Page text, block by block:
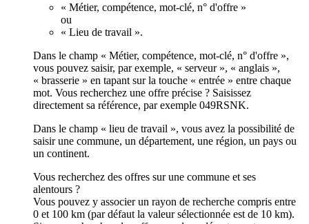
« Métier, compétence, mot-clé, n° d'offre »
ou
« Lieu de travail ».
Dans le champ « Métier, compétence, mot-clé, n° d'offre »,
vous pouvez saisir, par exemple, « serveur », « anglais »,
« brasserie » en tapant sur la touche « entrée » entre chaque
mot. Vous recherchez une offre précise ? Saisissez
directement sa référence, par exemple 049RSNK.
Dans le champ « lieu de travail », vous avez la possibilité de
saisir une commune, un département, une région, un pays ou
un continent.
Vous recherchez des offres sur une commune et ses
alentours ?
Vous pouvez y associer un rayon de recherche compris entre
0 et 100 km (par défaut la valeur sélectionnée est de 10 km).